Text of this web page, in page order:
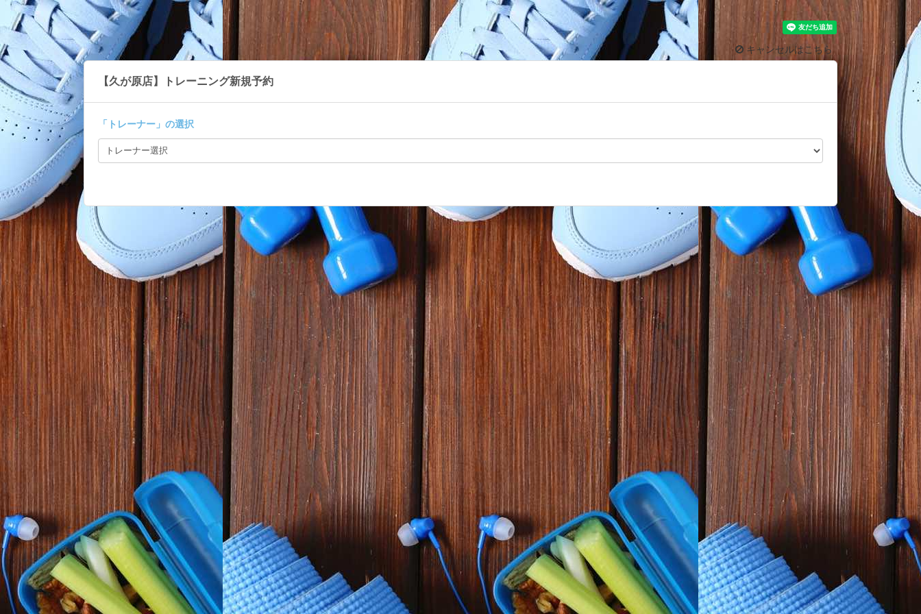
キャンセルはこちら
【久が原店】トレーニング新規予約
「 トレーナー 」の選択